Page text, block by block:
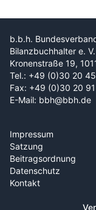
b.b.h.
Bilanzbuchhalter e. V.
Kronenstraße 19,
Tel.: +49 (0)30 20
Fax: +49 (0)30 20
E-Mail: bbh@bbh.de
Impressum
Satzung
Beitragsordnung
Datenschutz
Kontakt